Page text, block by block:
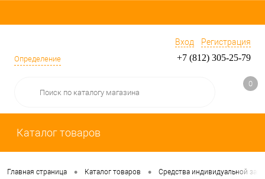
Определение
Вход Регистрация
+7 (812) 305-25-79
0
Каталог товаров
Главная страница • Каталог товаров • Средства индивидуальной